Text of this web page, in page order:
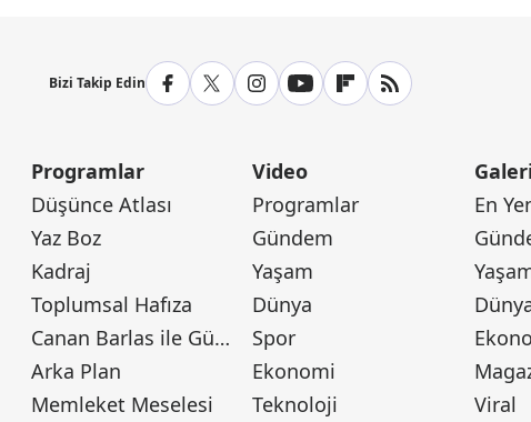
Bizi Takip Edin
Programlar
Düşünce Atlası
Yaz Boz
Kadraj
Toplumsal Hafıza
Canan Barlas ile Gündem
Arka Plan
Memleket Meselesi
Video
Programlar
Gündem
Yaşam
Dünya
Spor
Ekonomi
Teknoloji
Galeri
En
Viral